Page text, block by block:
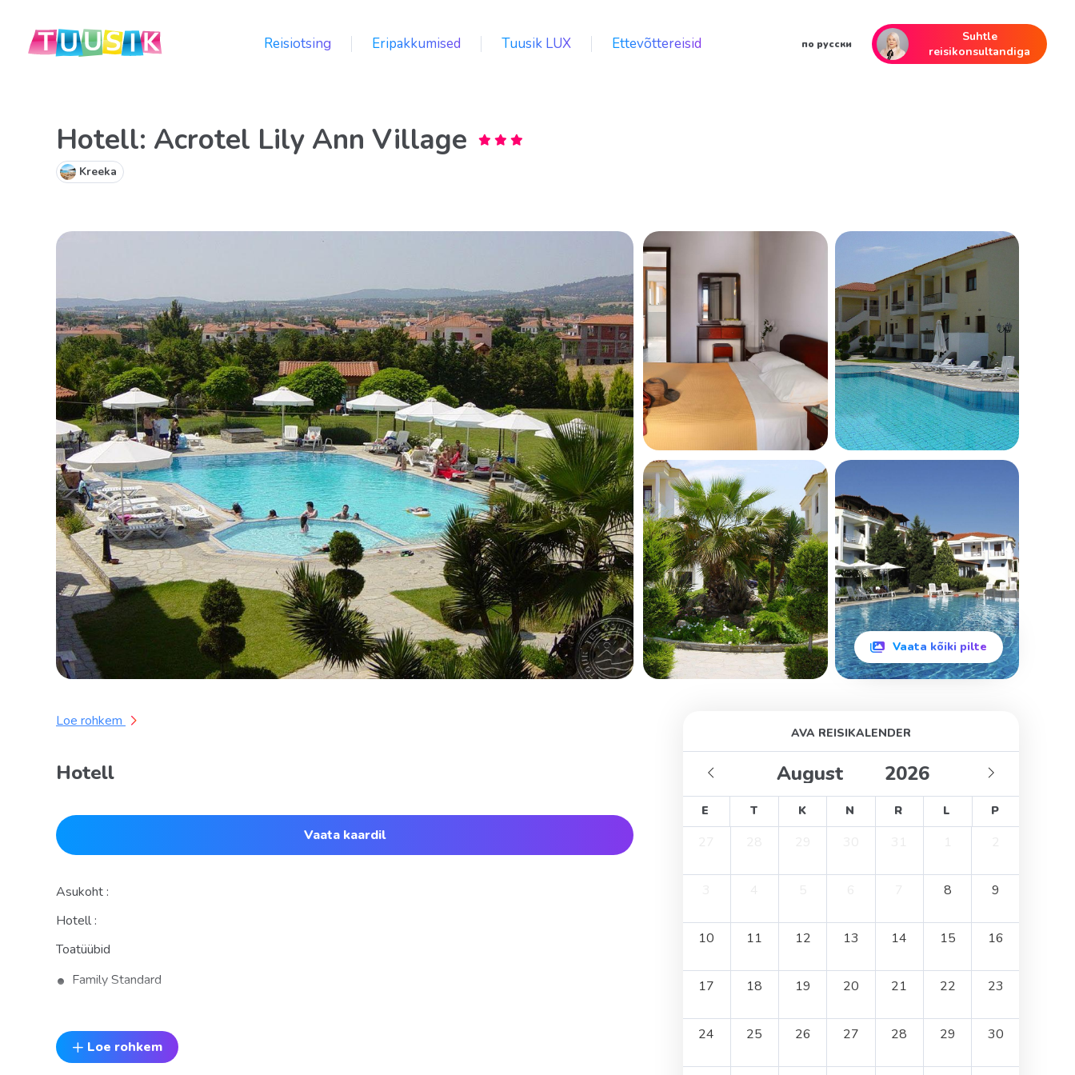
Reisiotsing Eripakkumised Tuusik LUX Ettevõttereisid по русски
Suhtle
reisikonsultandiga
Hotell: Acrotel Lily Ann Village
Kreeka
Vaata kõiki pilte
AVA REISIKALENDER
E T K N R L P
8 9
10 11 12 13 14 15 16
17 18 19 20 21 22 23
24 25 26 27 28 29 30
Loe rohkem
Hotell
Vaata kaardil
Asukoht :
Hotell :
Toatüübid
Family Standard
ToitlustusLoe rohkem